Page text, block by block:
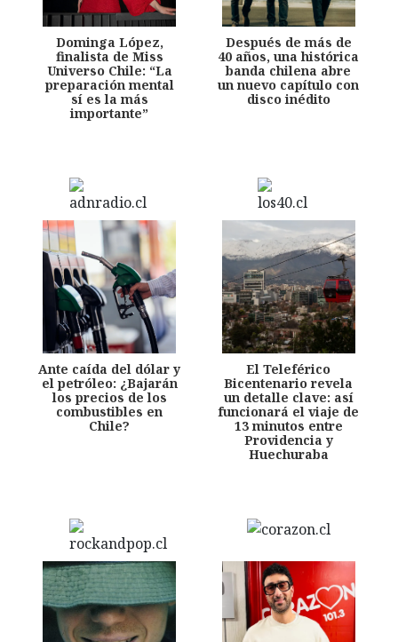
Dominga López,
finalista de Miss
Universo Chile: “La
preparación mental
sí es la más
importante”
Después de más de
40 años, una histórica
banda chilena abre
un nuevo capítulo con
disco inédito
Ante caída del dólar y
el petróleo: ¿Bajarán
los precios de los
combustibles en
Chile?
El Teleférico
Bicentenario revela
un detalle clave: así
funcionará el viaje de
13 minutos entre
Providencia y
Huechuraba